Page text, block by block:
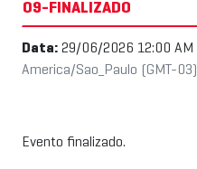
09-FINALIZADO
Data: 29/06/2026 12:00 AM
America/Sao_Paulo (GMT-03)]
Evento finalizado.